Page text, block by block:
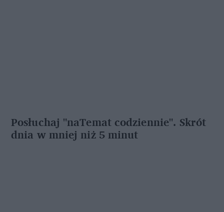
Posłuchaj "naTemat codziennie". Skrót
dnia w mniej niż 5 minut